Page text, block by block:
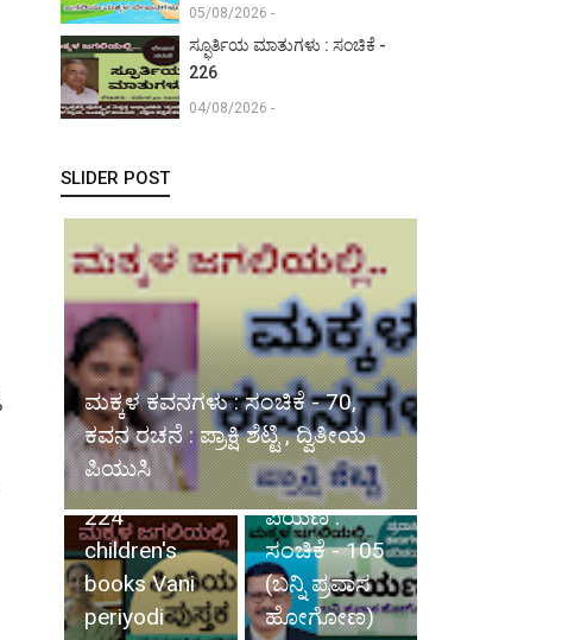
05/08/2026 -
ಸ್ಫೂರ್ತಿಯ ಮಾತುಗಳು : ಸಂಚಿಕೆ -
226
04/08/2026 -
SLIDER POST
ಪ್ರೀತಿಯ ಪುಸ್ತಕ : ಸಂಚಿಕೆ - 224
children's books Vani periyodi
ಪಯಣ :
ಸಂಚಿಕೆ - 105
(ಬನ್ನಿ ಪ್ರವಾಸ
ಹೋಗೋಣ)
ಮಕ್ಕಳಿಗಾಗಿ
ವಿಜ್ಞಾನ :
ಸಂಚಿಕೆ - 134